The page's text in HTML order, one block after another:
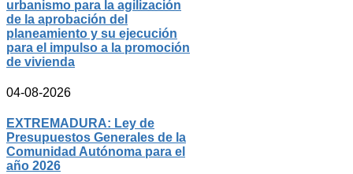
urbanismo para la agilización
de la aprobación del
planeamiento y su ejecución
para el impulso a la promoción
de vivienda
04-08-2026
EXTREMADURA: Ley de
Presupuestos Generales de la
Comunidad Autónoma para el
año 2026